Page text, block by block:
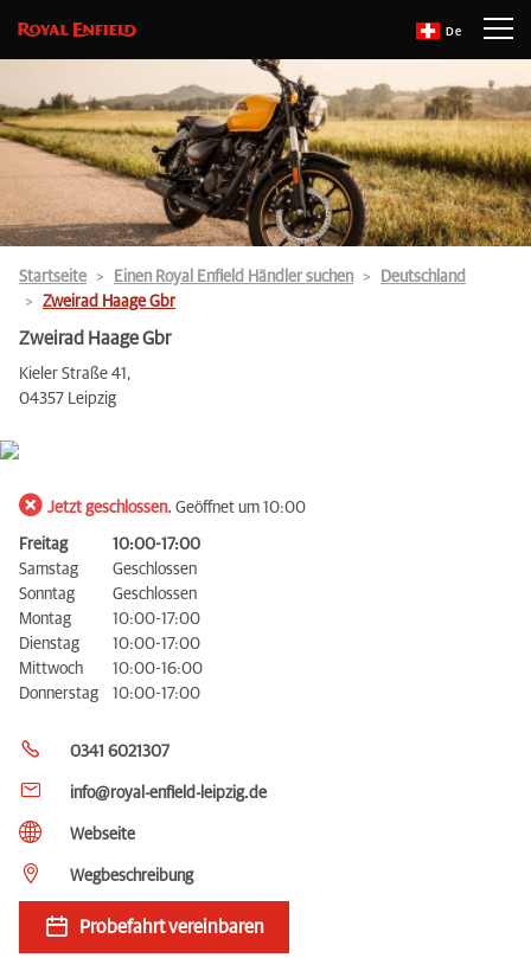
De
Startseite Einen Royal Enfield Händler suchen
Deutschland
Zweirad Haage Gbr
Zweirad Haage Gbr
Kieler Straße 41,
04357 Leipzig
Jetzt geschlossen. Geöffnet um 10:00
Freitag
10:00-17:00
Samstag
Geschlossen
Sonntag
Geschlossen
Montag
10:00-17:00
Dienstag
10:00-17:00
Mittwoch
10:00-16:00
Donnerstag
10:00-17:00
0341 6021307
info@royal-enfield-leipzig.de
Webseite
Wegbeschreibung
Probefahrt vereinbaren